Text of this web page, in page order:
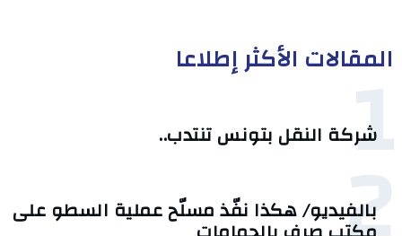
المقالات الأكثر إطلاعا
1
شركة النقل بتونس تنتدب..
بالفيديو/ هكذا نفّذ مسلّح عملية السطو على